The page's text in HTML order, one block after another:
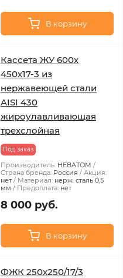
В корзину
Кассета ЖУ 600х
450х17-3 из
нержавеющей стали
AISI 430
жироулавливающая
трехслойная
Под заказ
Производитель: НЕВАТОМ
Страна бренда: Россия
Акция:
нет
Материал: нерж. сталь 0,5
мм
Предоплата: нет
8 000 руб.
В корзину
ФЖК 250х250/17/3